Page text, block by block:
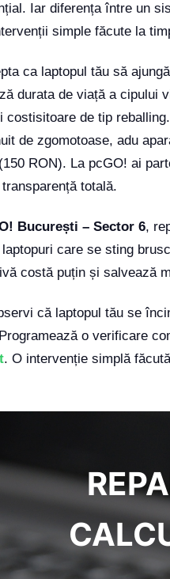
Iar diferența între un
simple făcute la
ca laptopul tău să
durata de viață a cipului
costisitoare de tip
de zgomotoase, adu
RON). La pcGO! ai
totală.
București – Sector 6,
care se sting
costă puțin și salvează
că laptopul tău se
o verificare
. O intervenție simplă